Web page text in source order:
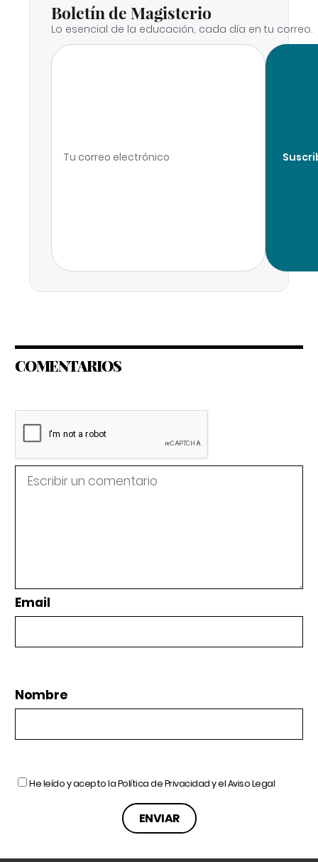
Boletín de Magisterio
Lo esencial de la educación, cada día en tu correo.
COMENTARIOS
Email
Nombre
He leído y acepto laPolítica de Privacidady elAviso Legal